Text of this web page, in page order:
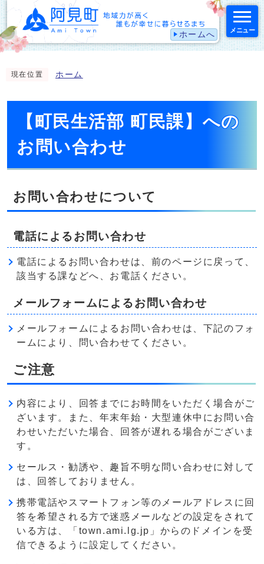
ホームへ メニュー
現在位置 ホーム
【町民生活部 町民課】への
お問い合わせ
お問い合わせについて
電話によるお問い合わせ
電話によるお問い合わせは、前のページに戻って、
該当する課などへ、お電話ください。
メールフォームによるお問い合わせ
メールフォームによるお問い合わせは、下記のフォ
ームにより、問い合わせてください。
ご注意
内容により、回答までにお時間をいただく場合がご
ざいます。また、年末年始・大型連休中にお問い合
わせいただいた場合、回答が遅れる場合がございま
す。
セールス・勧誘や、趣旨不明な問い合わせに対して
は、回答しておりません。
携帯電話やスマートフォン等のメールアドレスに回
答を希望される方で迷惑メールなどの設定をされて
いる方は、「town.ami.lg.jp」からのドメインを受
信できるように設定してください。